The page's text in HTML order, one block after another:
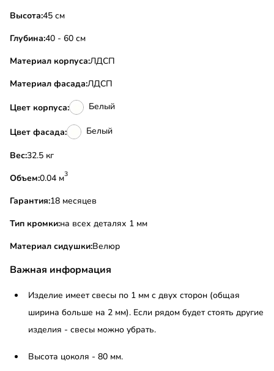
Высота:45 см
Глубина:40 - 60 см
Материал корпуса:ЛДСП
Материал фасада:ЛДСП
Цвет корпуса: Белый
Цвет фасада: Белый
Вес:
32.5 кг
Объем:
0.04 м3
Гарантия:18 месяцев
Тип кромки:на всех деталях 1 мм
Материал сидушки:Велюр
Важная информация
Изделие имеет свесы по 1 мм с двух сторон (общая
ширина больше на 2 мм). Если рядом будет стоять другие
изделия - свесы можно убрать.
Высота цоколя - 80 мм.